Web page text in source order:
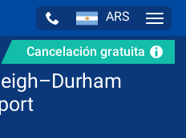
ARS
Cancelación gratuita